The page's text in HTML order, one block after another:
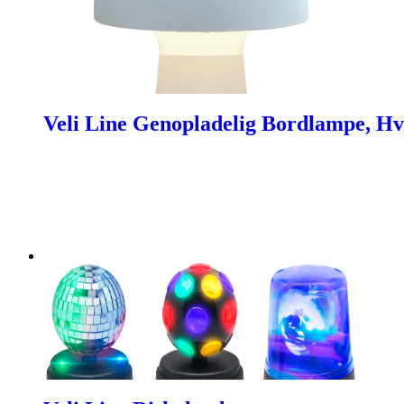
Veli Line Genopladelig Bordlampe,